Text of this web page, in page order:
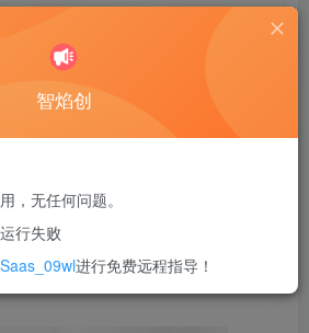
费后查看
RMB9.9
未登录！建议登陆后购买，可保存购买订单
所有工作流及网站模板均无任何问题！
智焰创
，无任何问题。
行失败
进行免费远程指导！